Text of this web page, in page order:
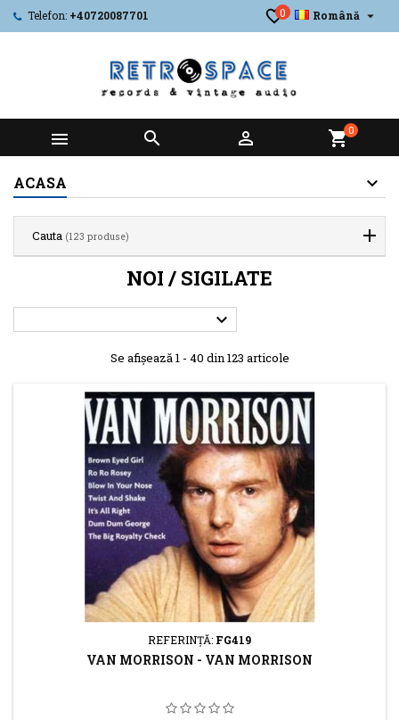
Telefon: +40720087701 Română 
0
   shopping_cart0
ACASA
Cauta (123 produse)
NOI / SIGILATE

Se afișează 1 - 40 din 123 articole
REFERINŢĂ: FG419
VAN MORRISON - VAN MORRISON